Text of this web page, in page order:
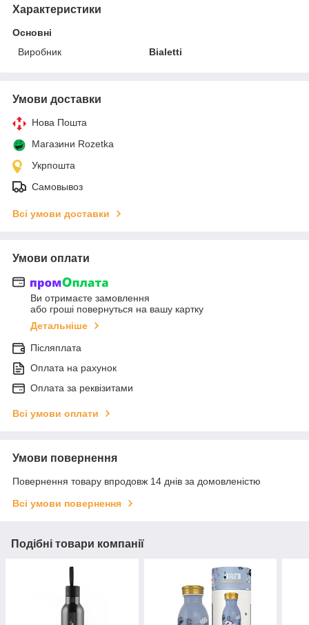
Характеристики
Основні
Виробник
Bialetti
Умови доставки
Нова Пошта
Магазини Rozetka
Укрпошта
Самовывоз
Всі умови доставки
Умови оплати
Ви отримаєте замовлення
або гроші повернуться на вашу картку
Детальніше
Післяплата
Оплата на рахунок
Оплата за реквізитами
Всі умови оплати
Умови повернення
Повернення товару впродовж 14 днів за домовленістю
Всі умови повернення
Подібні товари компанії